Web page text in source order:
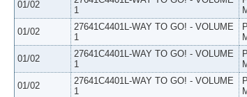
01/02
1
01/02
27641C4401L-WAY TO GO! - VOLUME
1
01/02
27641C4401L-WAY TO GO! - VOLUME
1
01/02
27641C4401L-WAY TO GO! - VOLUME
1